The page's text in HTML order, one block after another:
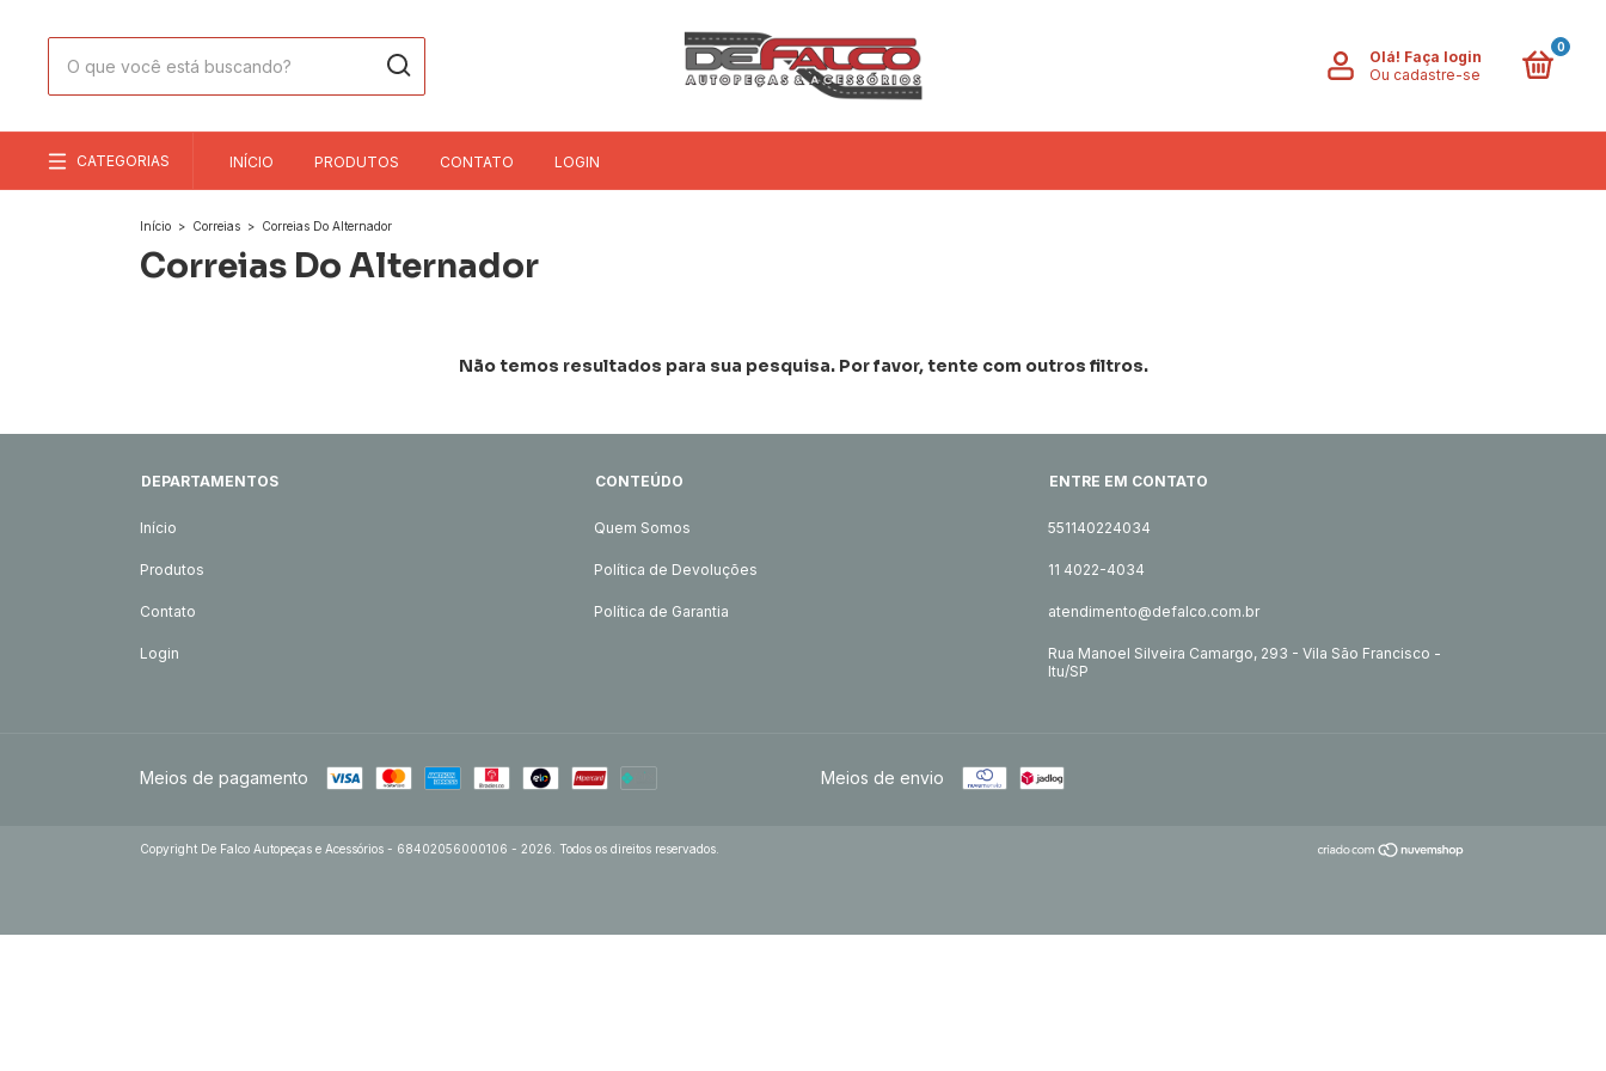
Olá! Faça login
Ou cadastre-se
0
CATEGORIAS INÍCIO PRODUTOS CONTATO LOGIN
Início > Correias > Correias Do Alternador
Correias Do Alternador
Não temos resultados para sua pesquisa. Por favor, tente com outros filtros.
DEPARTAMENTOS
Início
Produtos
Contato
Login
CONTEÚDO
Quem Somos
Política de Devoluções
Política de Garantia
ENTRE EM CONTATO
551140224034
11 4022-4034
atendimento@defalco.com.br
Rua Manoel Silveira Camargo, 293 - Vila São Francisco -
Itu/SP
Meios de pagamento Meios de envio
Copyright De Falco Autopeças e Acessórios - 68402056000106 - 2026. Todos os direitos reservados.